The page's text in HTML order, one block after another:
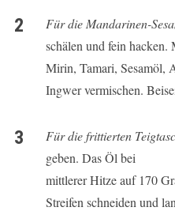
Für die Mandarinen-
schälen und fein hacken.
Mirin, Tamari, Sesamöl,
Ingwer vermischen.
Für die frittierten
geben. Das Öl bei
mittlerer Hitze auf 170
Streifen schneiden und